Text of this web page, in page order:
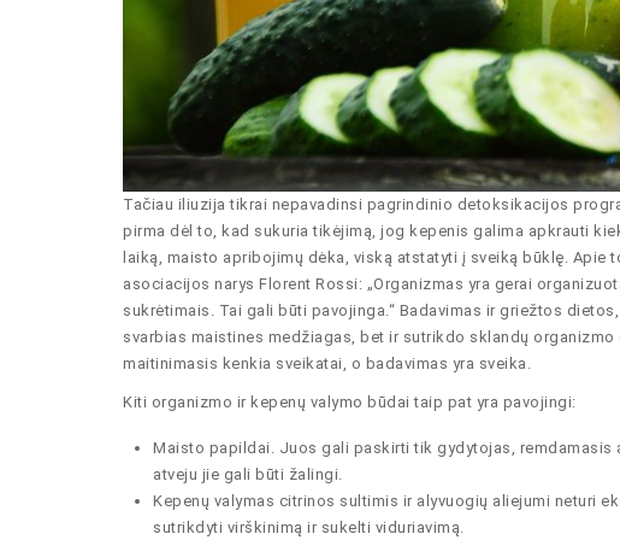
Tačiau iliuzija tikrai nepavadinsi pagrindinio detoksikacijos
pirma dėl to, kad sukuria tikėjimą, jog kepenis galima apkrauti
laiką, maisto apribojimų dėka, viską atstatyti į sveiką būklę.
asociacijos narys Florent Rossi: „Organizmas yra gerai
sukrėtimais. Tai gali būti pavojinga.“ Badavimas ir griežtos
svarbias maistines medžiagas, bet ir sutrikdo sklandų
maitinimasis kenkia sveikatai, o badavimas yra sveika.
Kiti organizmo ir kepenų valymo būdai taip pat yra pavojingi:
Maisto papildai. Juos gali paskirti tik gydytojas, remdamasis
atveju jie gali būti žalingi.
Kepenų valymas citrinos sultimis ir alyvuogių aliejumi neturi
sutrikdyti virškinimą ir sukelti viduriavimą.